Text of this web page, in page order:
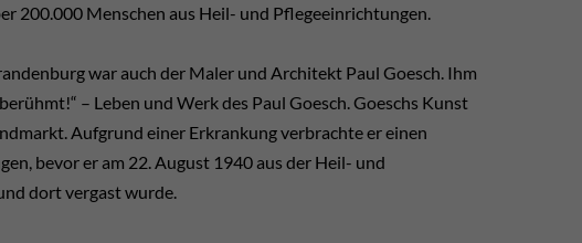
200.000 Menschen aus Heil- und Pflegeeinrichtungen.
war auch der Maler und Architekt Paul Goesch. Ihm
– Leben und Werk des Paul Goesch. Goeschs Kunst
Aufgrund einer Erkrankung verbrachte er einen
bevor er am 22. August 1940 aus der Heil- und
dort vergast wurde.